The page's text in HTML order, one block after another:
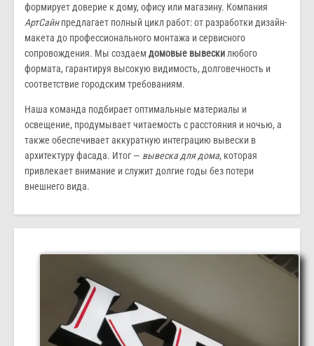
формирует доверие к дому, офису или магазину. Компания
АртСайнпредлагает полный цикл работ: от разработки дизайн-
макета до профессионального монтажа и сервисного
сопровождения. Мы создаем домовые вывески любого
формата, гарантируя высокую видимость, долговечность и
соответствие городским требованиям.
Наша команда подбирает оптимальные материалы и
освещение, продумывает читаемость с расстояния и ночью, а
также обеспечивает аккуратную интеграцию вывески в
архитектуру фасада. Итог — вывеска для дома, которая
привлекает внимание и служит долгие годы без потери
внешнего вида.